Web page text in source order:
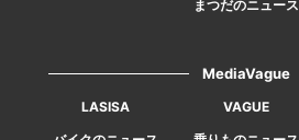
まつだのニュース
MediaVague
LASISA VAGUE